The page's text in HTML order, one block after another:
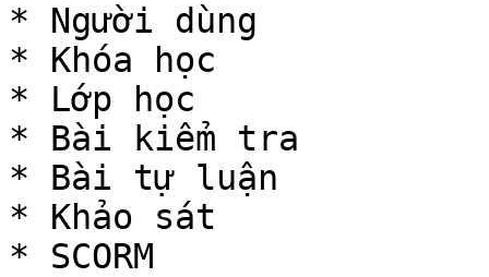
* Người dùng
* Khóa học
* Lớp học
* Bài kiểm tra
* Bài tự luận
* Khảo sát
* SCORM